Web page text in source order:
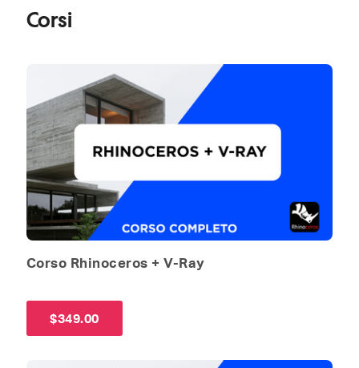
Corsi
Corso Rhinoceros + V-Ray
$349.00